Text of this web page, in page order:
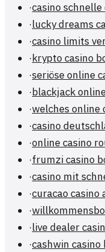
·casino
·lucky dreams
·casino limits
·krypto casino
·seriöse online
·blackjack
·welches online
·casino
·online casino
·frumzi casino
·casino mit
·curacao casino
·
·live dealer
·cashwin casino